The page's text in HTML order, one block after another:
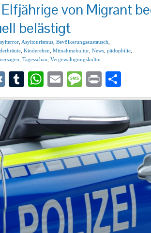
von Migrant
belästigt
Asyltourismus Bevölkerungsaustausch
Kinderehen Mitnahmekultur News pädophilie
Tagesschau Vergewaltigungskultur
VK Tumblr
WhatsApp
EmailMessage
Print